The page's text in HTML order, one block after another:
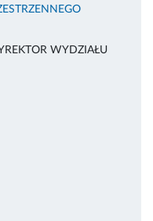
WYDZIAŁU